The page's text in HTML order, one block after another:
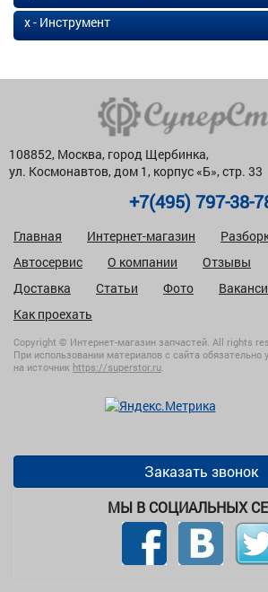
х - Инструмент
108852, Москва, город Щербинка,
ул. Космонавтов, дом 1, корпус «Б», стр. 33
+7(495) 797-38-
Главная Интернет-магазин
Автосервис
О компании Отзывы
Доставка
Статьи Фото
Как проехать
Copyright © Интернет-магазин запчастей. All rights
При использовании материалов с сайта
на источник https://superstor.ru
Заказать звонок
МЫ В СОЦИАЛЬНЫХ